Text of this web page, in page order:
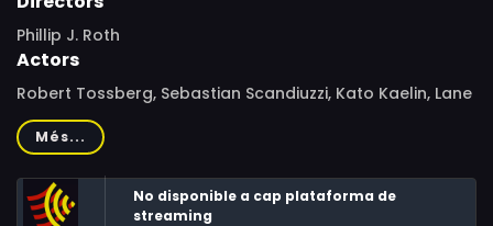
Phillip J. Roth
Actors
Robert Tossberg, Sebastian Scandiuzzi, Kato Kaelin, Lane
Lenhart, Brenda Swanson, Paul Coulj, Mitchell Cox, Harold
Cannon, Zack Nesis, Woon Young Park, Bill Barschdorf,
Eric Fedorin
Més...
No disponible a cap plataforma de
streaming